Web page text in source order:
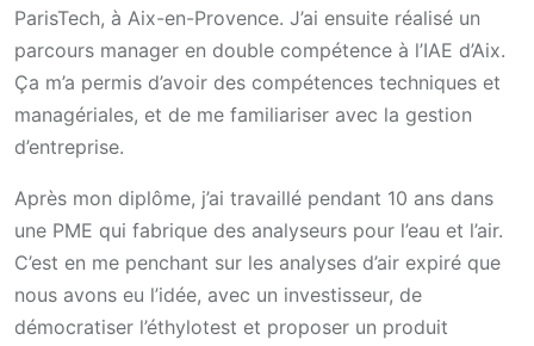
ParisTech, à Aix-en-Provence. J’ai ensuite réalisé un
parcours manager en double compétence à l’IAE d’Aix.
Ça m’a permis d’avoir des compétences techniques et
managériales, et de me familiariser avec la gestion
d’entreprise.
Après mon diplôme, j’ai travaillé pendant 10 ans dans
une PME qui fabrique des analyseurs pour l’eau et l’air.
C’est en me penchant sur les analyses d’air expiré que
nous avons eu l’idée, avec un investisseur, de
démocratiser l’éthylotest et proposer un produit